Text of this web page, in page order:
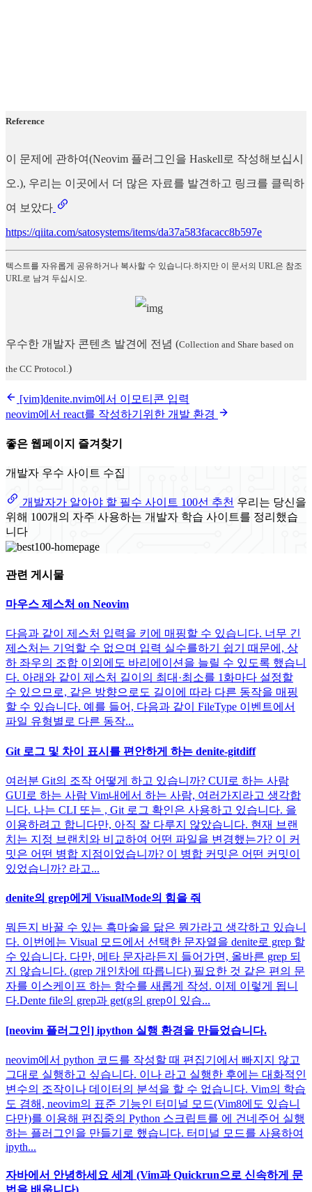
Reference
이 문제에 관하여(Neovim 플러그인을 Haskell로 작성해보십시
오.), 우리는 이곳에서 더 많은 자료를 발견하고 링크를 클릭하
여 보았다
https://qiita.com/satosystems/items/da37a583facacc8b597e
텍스트를 자유롭게 공유하거나 복사할 수 있습니다.하지만 이 문서의 URL은 참조
URL로 남겨 두십시오.
우수한 개발자 콘텐츠 발견에 전념 (Collection and Share based on
the CC Protocol. )
[vim]denite.nvim에서 이모티콘 입력
neovim에서 react를 작성하기위한 개발 환경
좋은 웹페이지 즐겨찾기
개발자 우수 사이트 수집
개발자가 알아야 할 필수 사이트 100선 추천 우리는 당신을
위해 100개의 자주 사용하는 개발자 학습 사이트를 정리했습
니다
관련 게시물
마우스 제스처 on Neovim
다음과 같이 제스처 입력을 키에 매핑할 수 있습니다. 너무 긴
제스처는 기억할 수 없으며 입력 실수를하기 쉽기 때문에, 상
하 좌우의 조합 이외에도 바리에이션을 늘릴 수 있도록 했습니
다. 아래와 같이 제스처 길이의 최대·최소를 1화마다 설정할
수 있으므로, 같은 방향으로도 길이에 따라 다른 동작을 매핑
할 수 있습니다. 예를 들어, 다음과 같이 FileType 이벤트에서
파일 유형별로 다른 동작...
Git 로그 및 차이 표시를 편안하게 하는 denite-gitdiff
여러분 Git의 조작 어떻게 하고 있습니까? CUI로 하는 사람
GUI로 하는 사람 Vim내에서 하는 사람, 여러가지라고 생각합
니다. 나는 CLI 또는 , Git 로그 확인은 사용하고 있습니다. 을
이용하려고 합니다만, 아직 잘 다루지 않았습니다. 현재 브랜
치는 지정 브랜치와 비교하여 어떤 파일을 변경했는가? 이 커
밋은 어떤 병합 지점이었습니까? 이 병합 커밋은 어떤 커밋이
있었습니까? 라고...
denite의 grep에게 VisualMode의 힘을 줘
뭐든지 바꿀 수 있는 흑마술을 닮은 뭔가라고 생각하고 있습니
다. 이번에는 Visual 모드에서 선택한 문자열을 denite로 grep 할
수 있습니다. 다만, 메타 문자라든지 들어가면, 올바른 grep 되
지 않습니다. (grep 개인차에 따릅니다) 필요한 것 같은 편의 문
자를 이스케이프 하는 함수를 새롭게 작성. 이제 이렇게 됩니
다.Dente file의 grep과 get(g의 grep이 있습...
[neovim 플러그인] ipython 실행 환경을 만들었습니다.
neovim에서 python 코드를 작성할 때 편집기에서 빠지지 않고
그대로 실행하고 싶습니다. 이나 라고 실행한 후에는 대화적인
변수의 조작이나 데이터의 분석을 할 수 없습니다. Vim의 학습
도 겸해, neovim의 표준 기능인 터미널 모드(Vim8에도 있습니
다만)를 이용해 편집중의 Python 스크립트를 에 건네주어 실행
하는 플러그인을 만들기로 했습니다. 터미널 모드를 사용하여
ipyth...
자바에서 안녕하세요 세계 (Vim과 Quickrun으로 신속하게 문